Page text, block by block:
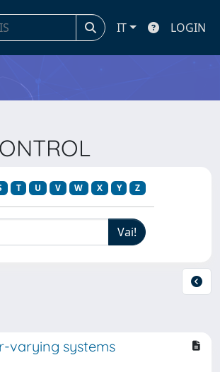
IT LOGIN
T U V W X Y Z
varying systems